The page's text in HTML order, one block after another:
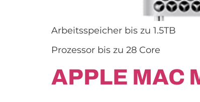
Arbeitsspeicher bis zu 1.5TB
Prozessor bis zu 28 Core
APPLE MAC